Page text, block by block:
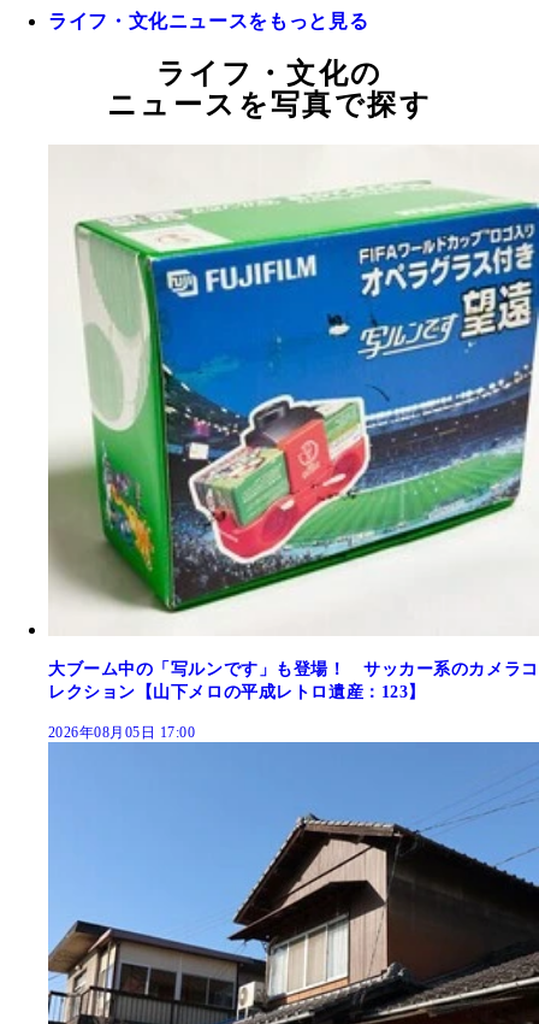
ライフ・文化ニュースをもっと見る
ライフ・文化の
ニュースを写真で探す
大ブーム中の「写ルンです」も登場！ サッカー系のカメラコ
レクション【山下メロの平成レトロ遺産：123】
2026年08月05日 17:00